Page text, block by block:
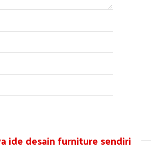
ide desain furniture sendiri